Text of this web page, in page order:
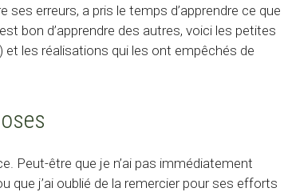
erreurs, a pris le temps d’apprendre ce que
bon d’apprendre des autres, voici les petites
les réalisations qui les ont empêchés de
Peut-être que je n’ai pas immédiatement
que j’ai oublié de la remercier pour ses efforts